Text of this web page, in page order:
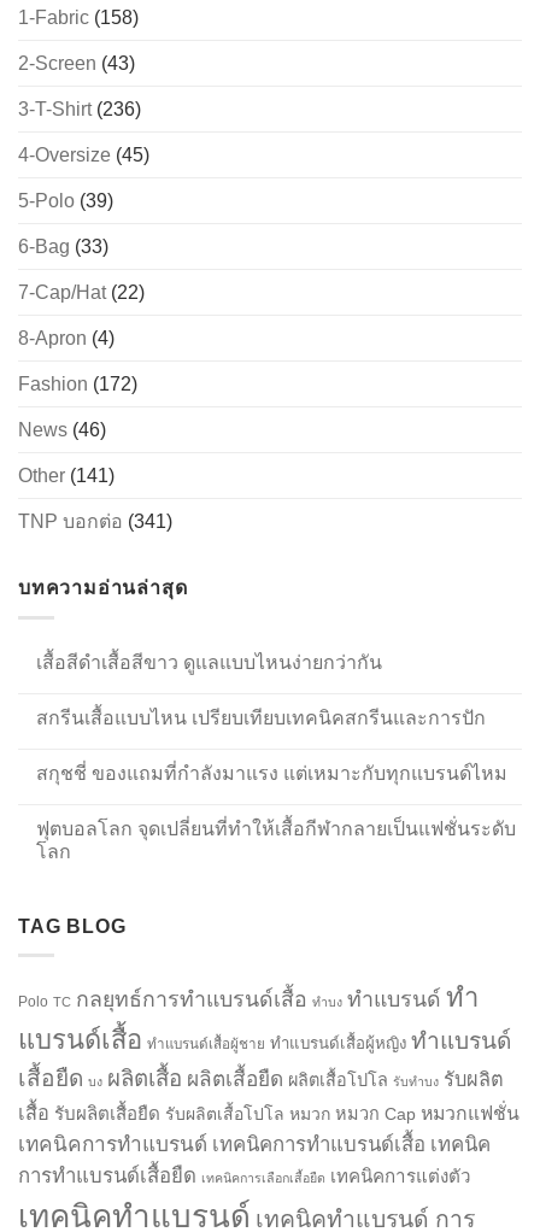
1-Fabric (158)
2-Screen (43)
3-T-Shirt(236)
4-Oversize (45)
5-Polo (39)
6-Bag (33)
7-Cap/Hat(22)
8-Apron (4)
Fashion (172)
News (46)
Other (141)
TNP บอกต่อ (341)
บทความอ่านล่าสุด
เสื้อสีดำเสื้อสีขาว ดูแลแบบไหนง่ายกว่ากัน
สกรีนเสื้อแบบไหน เปรียบเทียบเทคนิคสกรีนและการปัก
สกุชชี่ ของแถมที่กำลังมาแรง แต่เหมาะกับทุกแบรนด์ไหม
ฟุตบอลโลก จุดเปลี่ยนที่ทำให้เสื้อกีฬากลายเป็นแฟชั่นระดับ
โลก
TAG BLOG
Polo TC กลยุทธ์การทำแบรนด์เสื้อ ทำบง ทำแบรนด์ ทำ
แบรนด์เสื้อ ทำแบรนด์เสื้อผู้ชาย ทำแบรนด์เสื้อผู้หญิง ทำแบรนด์
เสื้อยืด บง ผลิตเสื้อ ผลิตเสื้อยืด ผลิตเสื้อโปโล รับทำบง รับผลิต
เสื้อ รับผลิตเสื้อยืด รับผลิตเสื้อโปโล หมวก หมวก Cap หมวกแฟชั่น
เทคนิคการทำแบรนด์ เทคนิคการทำแบรนด์เสื้อ เทคนิค
การทำแบรนด์เสื้อยืด เทคนิคการเลือกเสื้อยืด เทคนิคการแต่งตัว
เทคนิคทำแบรนด์ เทคนิคทำแบรนด์ การ